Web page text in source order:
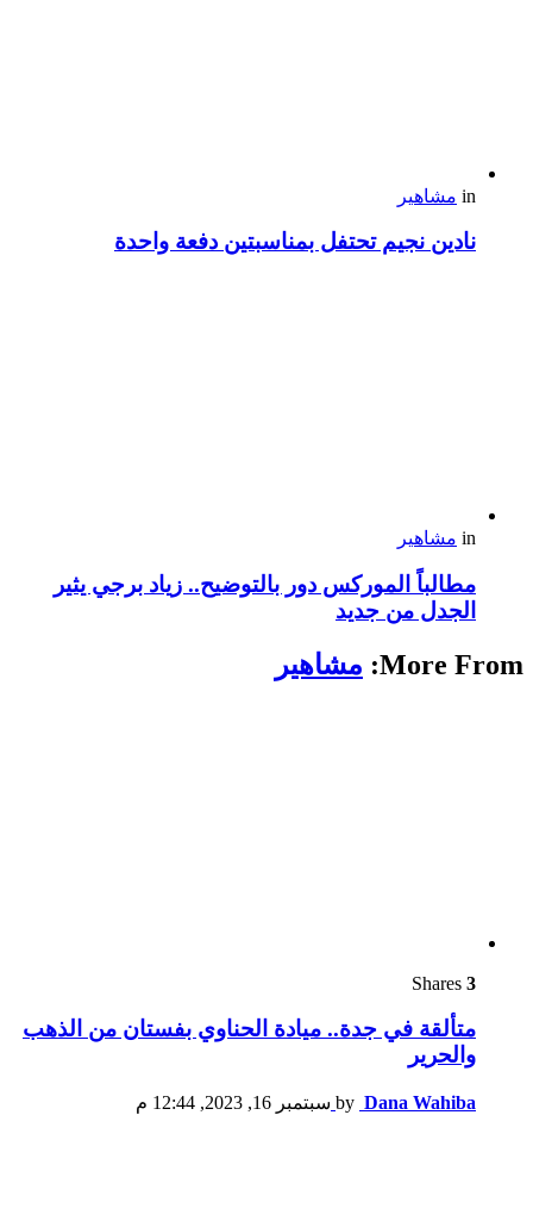
in مشاهير
نادين نجيم تحتفل بمناسبتين دفعة واحدة
in مشاهير
مطالباً الموركس دور بالتوضيح.. زياد برجي يثير
الجدل من جديد
More From: مشاهير
3
متألقة في جدة.. ميادة الحناوي بفستان من الذهب
والحرير
by Dana Wahiba سبتمبر 16, 2023, 12:44 م